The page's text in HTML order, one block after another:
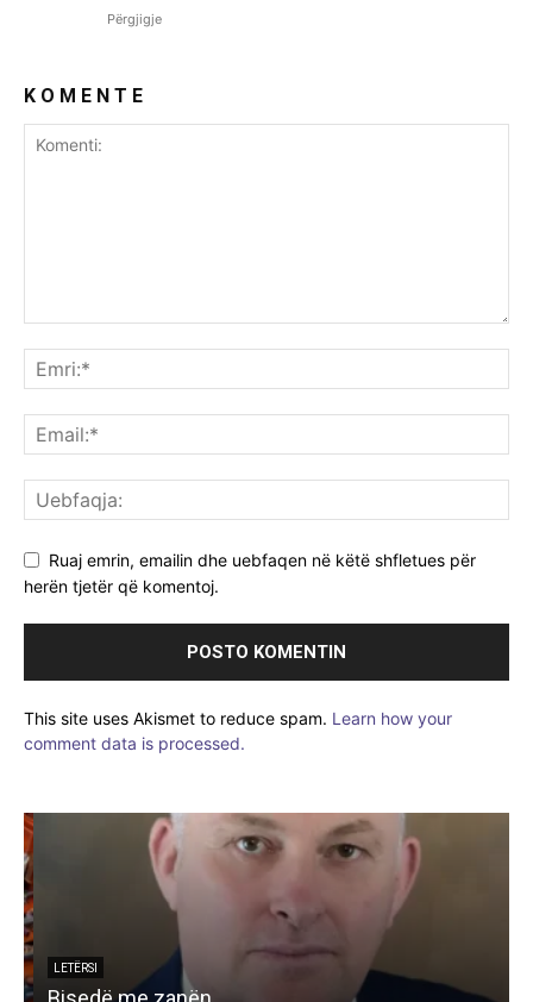
Përgjigje
K O M E N T E
Ruaj emrin, emailin dhe uebfaqen në këtë shfletues për
herën tjetër që komentoj.
This site uses Akismet to reduce spam. Learn how your
comment data is processed.
LETËRSI